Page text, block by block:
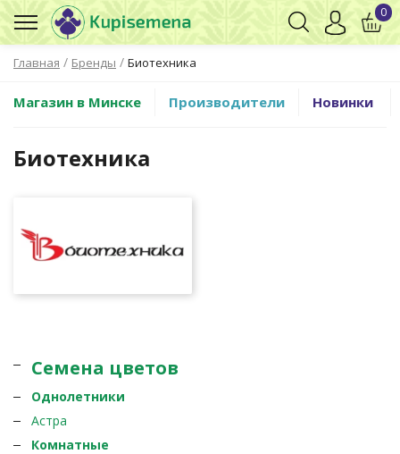
Главная / Бренды / Биотехника
0
Магазин в Минске Производители Новинки
Биотехника
Семена цветов
Однолетники
Астра
Комнатные